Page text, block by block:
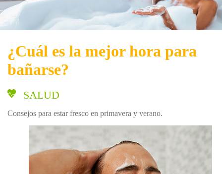
¿Cuál es la mejor hora para
bañarse?
SALUD
Consejos para estar fresco en primavera y verano.